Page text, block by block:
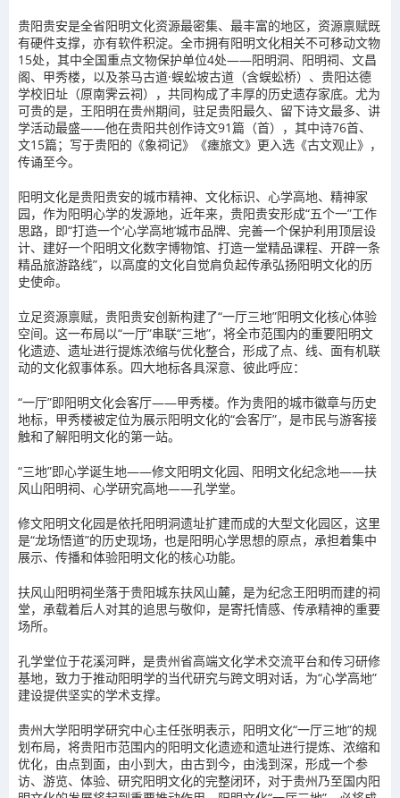
贵阳贵安是全省阳明文化资源最密集、最丰富的地区，资源禀赋既
有硬件支撑，亦有软件积淀。全市拥有阳明文化相关不可移动文物
15处，其中全国重点文物保护单位4处——阳明洞、阳明祠、文昌
阁、甲秀楼，以及茶马古道·蜈蚣坡古道（含蜈蚣桥）、贵阳达德
学校旧址（原南霁云祠），共同构成了丰厚的历史遗存家底。尤为
可贵的是，王阳明在贵州期间，驻足贵阳最久、留下诗文最多、讲
学活动最盛——他在贵阳共创作诗文91篇（首），其中诗76首、
文15篇；写于贵阳的《象祠记》《瘗旅文》更入选《古文观止》，
传诵至今。
阳明文化是贵阳贵安的城市精神、文化标识、心学高地、精神家
园，作为阳明心学的发源地，近年来，贵阳贵安形成“五个一”工作
思路，即“打造一个‘心学高地’城市品牌、完善一个保护利用顶层设
计、建好一个阳明文化数字博物馆、打造一堂精品课程、开辟一条
精品旅游路线”，以高度的文化自觉肩负起传承弘扬阳明文化的历
史使命。
立足资源禀赋，贵阳贵安创新构建了“一厅三地”阳明文化核心体验
空间。这一布局以“一厅”串联“三地”，将全市范围内的重要阳明文
化遗迹、遗址进行提炼浓缩与优化整合，形成了点、线、面有机联
动的文化叙事体系。四大地标各具深意、彼此呼应：
“一厅”即阳明文化会客厅——甲秀楼。作为贵阳的城市徽章与历史
地标，甲秀楼被定位为展示阳明文化的“会客厅”，是市民与游客接
触和了解阳明文化的第一站。
“三地”即心学诞生地——修文阳明文化园、阳明文化纪念地——扶
风山阳明祠、心学研究高地——孔学堂。
修文阳明文化园是依托阳明洞遗址扩建而成的大型文化园区，这里
是“龙场悟道”的历史现场，也是阳明心学思想的原点，承担着集中
展示、传播和体验阳明文化的核心功能。
扶风山阳明祠坐落于贵阳城东扶风山麓，是为纪念王阳明而建的祠
堂，承载着后人对其的追思与敬仰，是寄托情感、传承精神的重要
场所。
孔学堂位于花溪河畔，是贵州省高端文化学术交流平台和传习研修
基地，致力于推动阳明学的当代研究与跨文明对话，为“心学高地”
建设提供坚实的学术支撑。
贵州大学阳明学研究中心主任张明表示，阳明文化“一厅三地”的规
划布局，将贵阳市范围内的阳明文化遗迹和遗址进行提炼、浓缩和
优化，由点到面，由小到大，由古到今，由浅到深，形成一个参
访、游览、体验、研究阳明文化的完整闭环，对于贵州乃至国内阳